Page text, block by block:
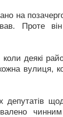
на
Проте
коли деякі
вулиця,
депутатів